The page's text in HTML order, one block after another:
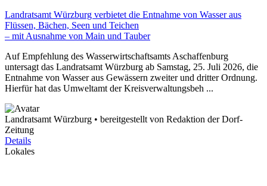
Landratsamt Würzburg verbietet die Entnahme von Wasser aus
Flüssen, Bächen, Seen und Teichen
– mit Ausnahme von Main und Tauber
Auf Empfehlung des Wasserwirtschaftsamts Aschaffenburg
untersagt das Landratsamt Würzburg ab Samstag, 25. Juli 2026, die
Entnahme von Wasser aus Gewässern zweiter und dritter Ordnung.
Hierfür hat das Umweltamt der Kreisverwaltungsbeh ...
Landratsamt Würzburg • bereitgestellt von Redaktion der Dorf-
Zeitung
Details
Lokales